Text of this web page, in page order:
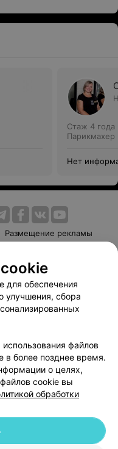
Стаж 4 года
Парикмахер
Нет
Размещение рекламы
Способы оплаты
103.by
данных
| 220012, Республика Беларусь,
для обеспечения
улучшения, сбора
файлов
в более позднее время.
о целях,
cookie вы
обработки